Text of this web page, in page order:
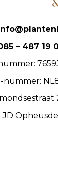
– 487 19
nummer:
JD